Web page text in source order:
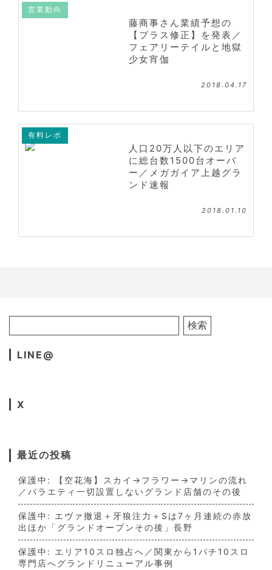
営業動向
藤商事さん業績予想の
【プラス修正】を発表／
フェアリーテイルと地獄
少女宵伽
2018.04.17
有料レポ
人口20万人以下のエリア
に総台数1500台オーバ
ー／メガガイア上越グラ
ンド速報
2018.01.10
LINE@
X
最近の投稿
保護中: 【空花海】スカイ→フラワー→マリンの流れ
／バラエティ一切設置しないグランド店舗のその後
保護中: エヴァ撤退＋牙狼注力＋Sは7ヶ月連続の赤放
出ほか「グランドオープンその後」長野
保護中: エリア10スロ独占へ／関東から1パチ10スロ
専門店へグランドリニューアル事例